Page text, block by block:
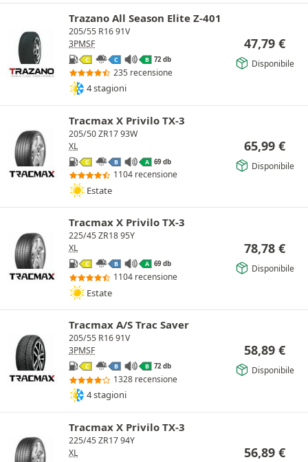
Trazano All Season Elite Z-401
205/55 R16 91V
3PMSF
C C B 72 db
235 recensione
4 stagioni
47,79 €
Disponibile
Tracmax X Privilo TX-3
205/50 ZR17 93W
XL
C B A 69 db
1104 recensione
Estate
65,99 €
Disponibile
Tracmax X Privilo TX-3
225/45 ZR18 95Y
XL
C B A 69 db
1104 recensione
Estate
78,78 €
Disponibile
Tracmax A/S Trac Saver
205/55 R16 91V
3PMSF
C B B 72 db
1328 recensione
4 stagioni
58,89 €
Disponibile
Tracmax X Privilo TX-3
225/45 ZR17 94Y
XL
56,89 €